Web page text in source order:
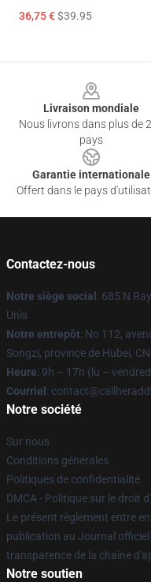
36,75 €$39.95
Livraison mondiale
Nous livrons dans plus de
pays
Garantie internationale
Offert dans le pays
Contactez-nous
Notre siège social : 685 N
Unis
Notre entrepôt: No 112,
Songzi, province de Hubei, CN
Heure: 9h – 17h (lu –
Courriel :
Notre société
Sur nous
Conditions générales
Politiques de confidentialité
DMCA - Politique sur le droit
Le présent règlement entre
publication au Journal officiel
transparence de la chaîne
Notre soutien